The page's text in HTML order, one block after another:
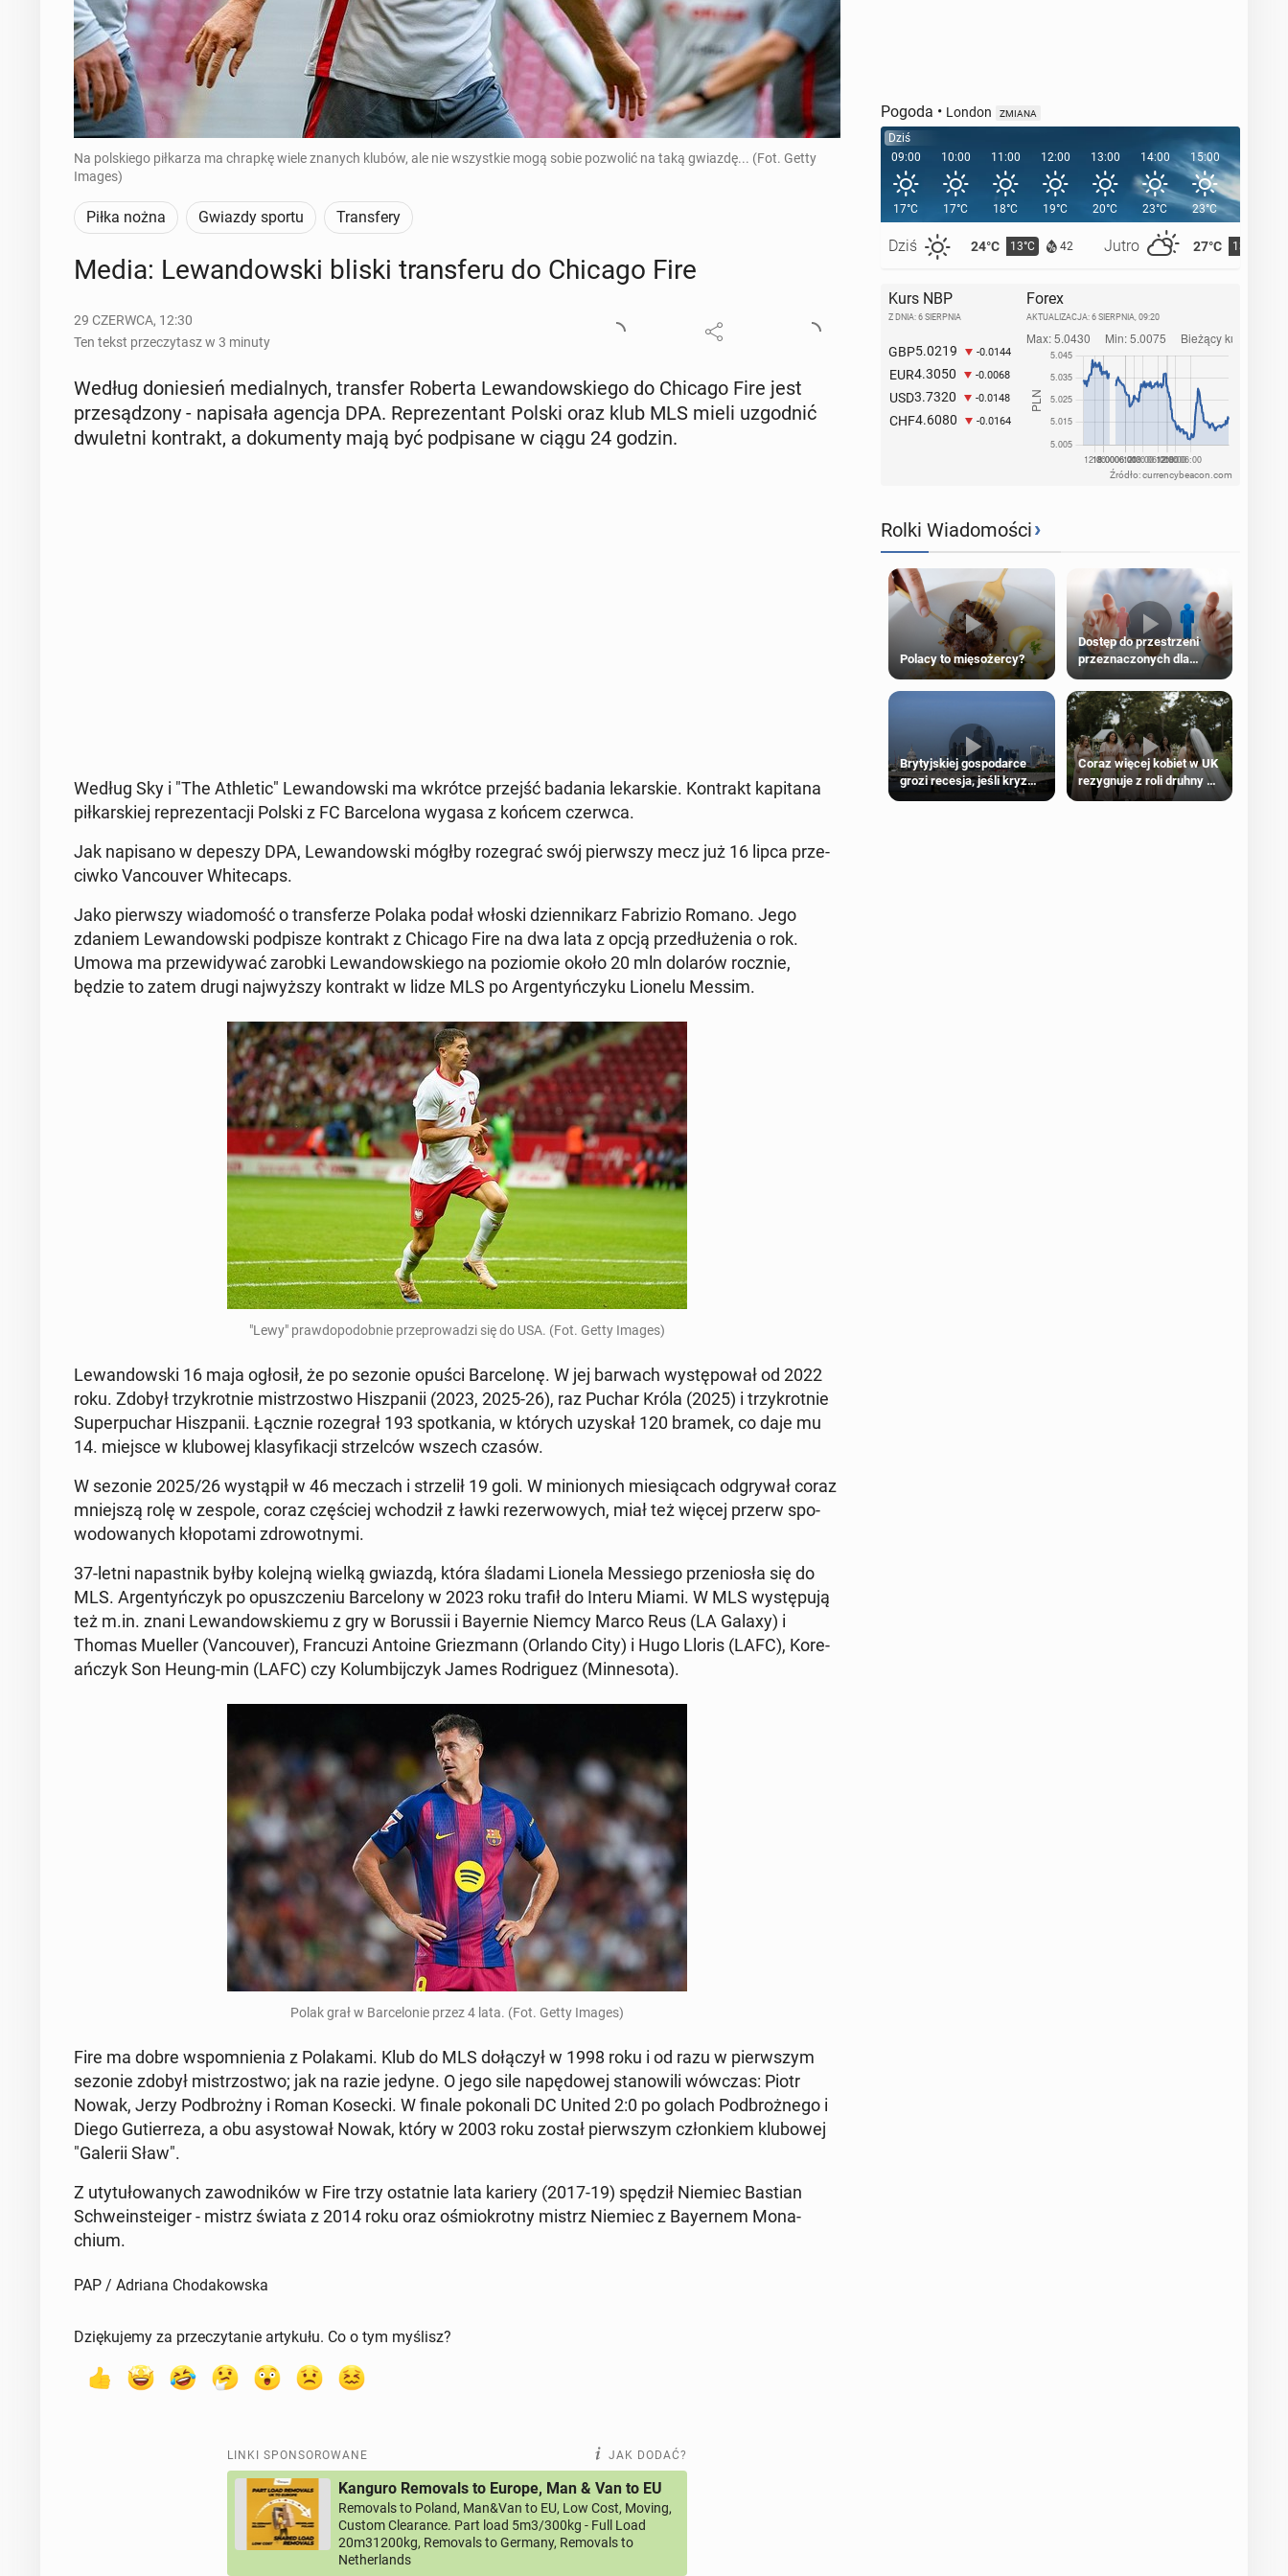
Na polskiego piłkarza ma chrapkę wiele znanych klubów, ale nie wszystkie mogą sobie pozwolić na taką gwiazdę... (Fot. Getty
Images)
Piłka nożna Gwiazdy sportu Transfery
Media: Le­wan­dow­ski bliski trans­fe­ru do Chicago Fire
29 CZERWCA, 12:30
Ten tekst przeczytasz w 3 minuty
Według do­nie­sień me­dial­nych, trans­fer Roberta Le­wan­dow­skie­go do Chicago Fire jest
prze­są­dzo­ny - na­pi­sa­ła agencja DPA. Re­pre­zen­tant Polski oraz klub MLS mieli uzgod­nić
dwu­let­ni kon­trakt, a do­ku­men­ty mają być pod­pi­sa­ne w ciągu 24 godzin.
Według Sky i "The Ath­le­tic" Le­wan­dow­ski ma wkrótce przejść badania le­kar­skie. Kon­trakt ka­pi­ta­na
pił­kar­skiej re­pre­zen­ta­cji Polski z FC Bar­ce­lo­na wygasa z końcem czerwca.
Jak na­pi­sa­no w depeszy DPA, Le­wan­dow­ski mógłby ro­ze­grać swój pierw­szy mecz już 16 lipca prze­
ciw­ko Van­co­uver Whi­te­caps.
Jako pierw­szy wia­do­mość o trans­fe­rze Polaka podał włoski dzien­ni­karz Fa­bri­zio Romano. Jego
zdaniem Le­wan­dow­ski pod­pi­sze kon­trakt z Chicago Fire na dwa lata z opcją prze­dłu­że­nia o rok.
Umowa ma prze­wi­dy­wać zarobki Le­wan­dow­skie­go na po­zio­mie około 20 mln dolarów rocznie,
będzie to zatem drugi naj­wyż­szy kon­trakt w lidze MLS po Ar­gen­tyń­czy­ku Lionelu Messim.
"Lewy" praw­do­po­dob­nie prze­pro­wa­dzi się do USA. (Fot. Getty Images)
Le­wan­dow­ski 16 maja ogłosił, że po sezonie opuści Bar­ce­lo­nę. W jej barwach wy­stę­po­wał od 2022
roku. Zdobył trzy­krot­nie mi­strzo­stwo Hisz­pa­nii (2023, 2025-26), raz Puchar Króla (2025) i trzy­krot­nie
Su­per­pu­char Hisz­pa­nii. Łącznie ro­ze­grał 193 spo­tka­nia, w których uzyskał 120 bramek, co daje mu
14. miejsce w klu­bo­wej kla­sy­fi­ka­cji strzel­ców wszech czasów.
W sezonie 2025/26 wy­stą­pił w 46 meczach i strze­lił 19 goli. W mi­nio­nych mie­sią­cach od­gry­wał coraz
mniej­szą rolę w zespole, coraz czę­ściej wcho­dził z ławki re­zer­wo­wych, miał też więcej przerw spo­
wo­do­wa­nych kło­po­ta­mi zdro­wot­ny­mi.
37-letni na­past­nik byłby kolejną wielką gwiazdą, która śladami Lionela Mes­sie­go prze­nio­sła się do
MLS. Ar­gen­tyń­czyk po opusz­cze­niu Bar­ce­lo­ny w 2023 roku trafił do Interu Miami. W MLS wy­stę­pu­ją
też m.in. znani Le­wan­dow­skie­mu z gry w Bo­rus­sii i Bay­er­nie Niemcy Marco Reus (LA Galaxy) i
Thomas Mueller (Van­co­uver), Fran­cu­zi Antoine Grie­zmann (Orlando City) i Hugo Lloris (LAFC), Ko­re­
ań­czyk Son Heung-min (LAFC) czy Ko­lum­bij­czyk James Ro­dri­gu­ez (Min­ne­so­ta).
Polak grał w Bar­ce­lo­nie przez 4 lata. (Fot. Getty Images)
Fire ma dobre wspo­mnie­nia z Po­la­ka­mi. Klub do MLS do­łą­czył w 1998 roku i od razu w pierw­szym
sezonie zdobył mi­strzo­stwo; jak na razie jedyne. O jego sile na­pę­do­wej sta­no­wi­li wówczas: Piotr
Nowak, Jerzy Pod­broż­ny i Roman Kosecki. W finale po­ko­na­li DC United 2:0 po golach Pod­broż­ne­go i
Diego Gu­tier­re­za, a obu asy­sto­wał Nowak, który w 2003 roku został pierw­szym człon­kiem klu­bo­wej
"Galerii Sław".
Z uty­tu­ło­wa­nych za­wod­ni­ków w Fire trzy ostat­nie lata kariery (2017-19) spędził Niemiec Bastian
Schwe­in­ste­iger - mistrz świata z 2014 roku oraz ośmio­krot­ny mistrz Niemiec z Bay­er­nem Mo­na­
chium.
PAP / Adriana Chodakowska
Dziękujemy za przeczytanie artykułu. Co o tym myślisz?
LINKI SPONSOROWANE JAK DODAĆ?
Kanguro Removals to Europe, Man & Van to EU
Removals to Poland, Man&Van to EU, Low Cost, Moving,
Custom Clearance. Part load 5m3/300kg - Full Load
20m31200kg, Removals to Germany, Removals to
Netherlands
Pogoda • London ZMIANA
Dziś
09:00
17°C
Dziś 24°C 13°C 42 Jutro 27°C 13°C
10:00
17°C
11:00
18°C
12:00
19°C
13:00
20°C
14:00
23°C
15:00
23°C
16:00
Kurs NBP
Z DNIA: 6 SIERPNIA
GBP5.0219 -0.0144
EUR4.3050 -0.0068
USD3.7320 -0.0148
CHF4.6080 -0.0164
Forex
AKTUALIZACJA: 6 SIERPNIA, 09:20
Źródło: currencybeacon.com
Rolki Wiadomości›
Polacy to mięsożercy?
Dostęp do przestrzeni
przeznaczonych dla
wyłącznie na płci
biologicznej
Brytyjskiej gospodarce
grozi recesja, jeśli kryzys
na Bliskim Wschodzie się
Coraz więcej kobiet w UK
rezygnuje z roli druhny na
ślubie